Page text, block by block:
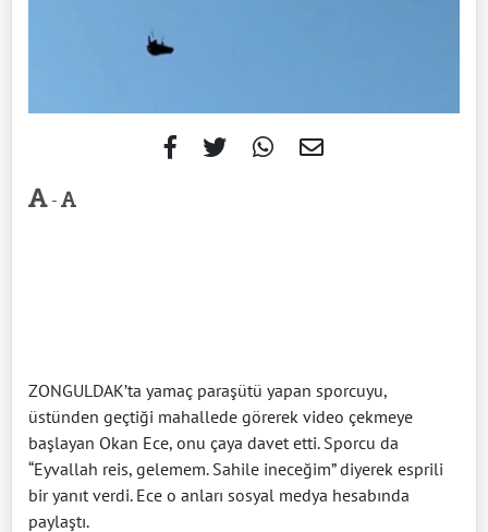
-
ZONGULDAK’ta yamaç paraşütü yapan sporcuyu,
üstünden geçtiği mahallede görerek video çekmeye
başlayan Okan Ece, onu çaya davet etti. Sporcu da
“Eyvallah reis, gelemem. Sahile ineceğim” diyerek esprili
bir yanıt verdi. Ece o anları sosyal medya hesabında
paylaştı.